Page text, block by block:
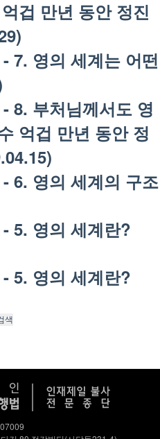
겁 만년 동안 정진
7. 영의 세계는 어떤
8. 부처님께서도 영
억겁 만년 동안 정
6. 영의 세계의 구조
5. 영의 세계란?
5. 영의 세계란?
색